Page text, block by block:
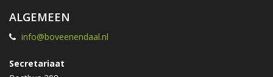
ALGEMEEN
info@boveenendaal.nl
Secretariaat